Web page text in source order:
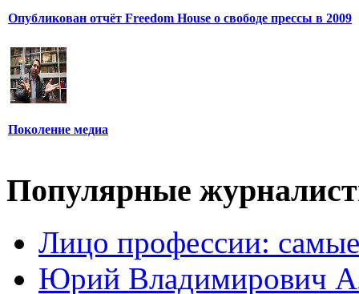
Опубликован отчёт Freedom House о свободе прессы в 2009
Поколение медиа
Популярные
Лицо профессии:
Юрий Владимирович